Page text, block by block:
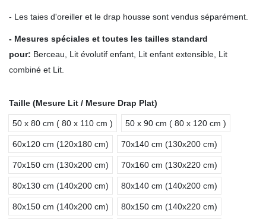
- Les taies d'oreiller et le drap housse sont vendus séparément.
- Mesures spéciales et toutes les tailles standard
pour: Berceau, Lit évolutif enfant, Lit enfant extensible, Lit
combiné et Lit.
Taille (Mesure Lit / Mesure Drap Plat)
50 x 80 cm ( 80 x 110 cm ) 50 x 90 cm ( 80 x 120 cm )
60x120 cm (120x180 cm) 70x140 cm (130x200 cm)
70x150 cm (130x200 cm) 70x160 cm (130x220 cm)
80x130 cm (140x200 cm) 80x140 cm (140x200 cm)
80x150 cm (140x200 cm) 80x150 cm (140x220 cm)